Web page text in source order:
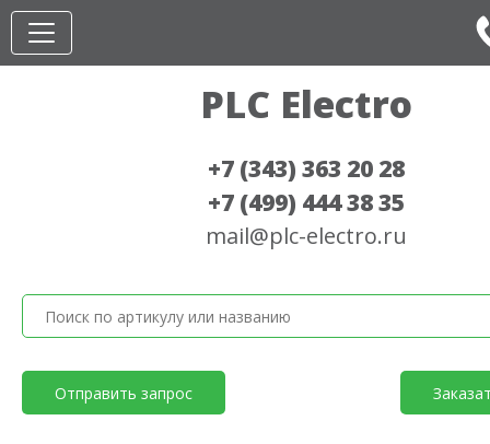
PLC Electro
+7 (343) 363 20 28
+7 (499) 444 38 35
mail@plc-electro.ru
Отправить запрос